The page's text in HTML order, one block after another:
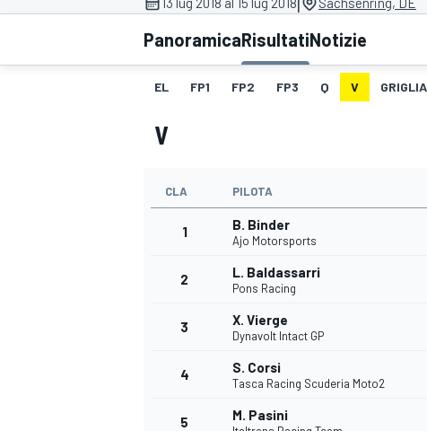
MOTOGP WEC
PanoramicaRisultatiNotizie
EL FP1 FP2 FP3 Q V
V
CLA PILOTA
1 B. Binder
Ajo Motorsports
2 L. Baldassarri
Pons Racing
3 X. Vierge
Dynavolt Intact GP
4 S. Corsi
Tasca Racing Scuderia Moto2
5 M. Pasini